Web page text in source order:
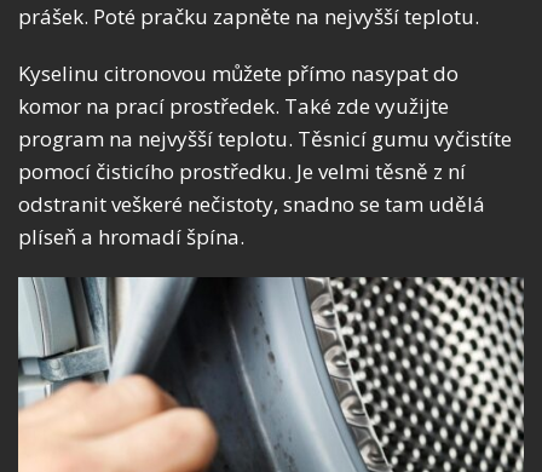
prášek. Poté pračku zapněte na nejvyšší teplotu.
Kyselinu citronovou můžete přímo nasypat do
komor na prací prostředek. Také zde využijte
program na nejvyšší teplotu. Těsnicí gumu vyčistíte
pomocí čisticího prostředku. Je velmi těsně z ní
odstranit veškeré nečistoty, snadno se tam udělá
plíseň a hromadí špína.